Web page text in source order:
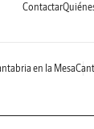
Contactar
en la Mesa